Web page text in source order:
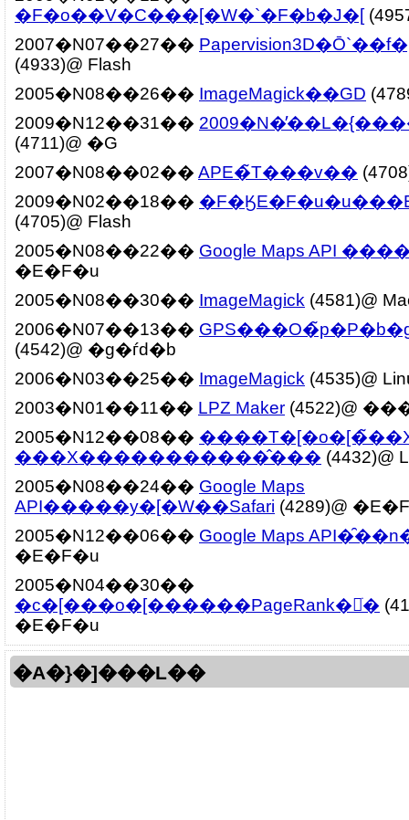
�F�o��V�C���[�W�`�F�b�J�[
2007�N07��27��
(4933)@ Flash
2005�N08��26�� ImageMagick��GD
2009�N12��31��
(4711)@ �G
2007�N08��02��APE�̃T���v��
2009�N02��18��
(4705)@ Flash
2005�N08��22�� Google Maps API
�E�F�u
2005�N08��30�� ImageMagick (4581)@
2006�N07��13��
(4542)@ �g�ѓd�b
2006�N03��25�� ImageMagick (4535)@
2003�N01��11�� LPZ Maker (4522)@
2005�N12��08��
���X�����������̂��� (4432)@
2005�N08��24�� Google Maps
API�����y�[�W��Safari (4289)@
2005�N12��06�� Google Maps
�E�F�u
2005�N04��30��
�c�[���o�[������PageRank�𒲂ׂ�
�E�F�u
�A�}�]���L��